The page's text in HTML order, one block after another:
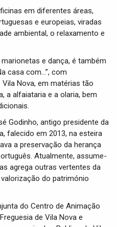
em diferentes áreas,
e europeias, viradas
ambiental, o relaxamento e
e dança, é também
casa com…”, com
Nova, em matérias tão
a alfaiataria e a olaria, bem
Godinho, antigo presidente da
falecido em 2013, na esteira
a preservação da herança
Atualmente, assume-
agrega outras vertentes da
do património
do Centro de Animação
de Vila Nova e